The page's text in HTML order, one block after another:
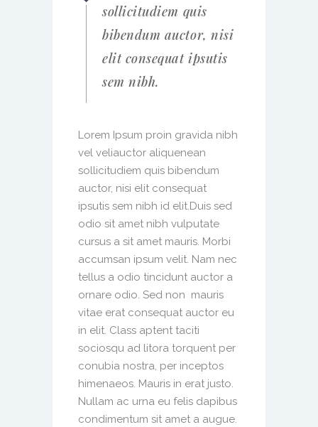
sollicitudiem quis
bibendum auctor, nisi
elit consequat ipsutis
sem nibh.
Lorem Ipsum proin gravida nibh
vel veliauctor aliquenean
sollicitudiem quis bibendum
auctor, nisi elit consequat
ipsutis sem nibh id elit.Duis sed
odio sit amet nibh vulputate
cursus a sit amet mauris. Morbi
accumsan ipsum velit. Nam nec
tellus a odio tincidunt auctor a
ornare odio. Sed non mauris
vitae erat consequat auctor eu
in elit. Class aptent taciti
sociosqu ad litora torquent per
conubia nostra, per inceptos
himenaeos. Mauris in erat justo.
Nullam ac urna eu felis dapibus
condimentum sit amet a augue.